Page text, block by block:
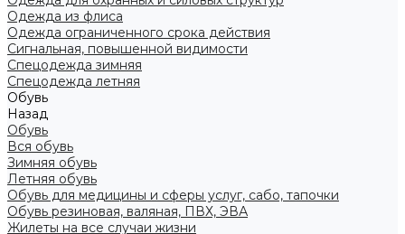
Одежда из флиса
Одежда ограниченного срока действия
Сигнальная, повышенной видимости
Спецодежда зимняя
Спецодежда летняя
Обувь
Назад
Обувь
Вся обувь
Зимняя обувь
Летняя обувь
Обувь для медицины и сферы услуг, сабо, тапочки
Обувь резиновая, валяная, ПВХ, ЭВА
Жилеты на все случаи жизни